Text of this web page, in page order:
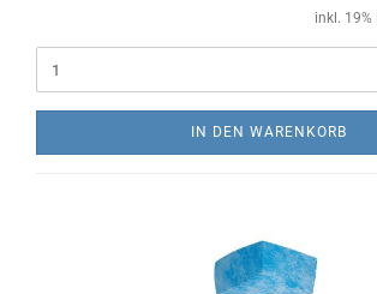
inkl. 19%
IN DEN WARENKORB